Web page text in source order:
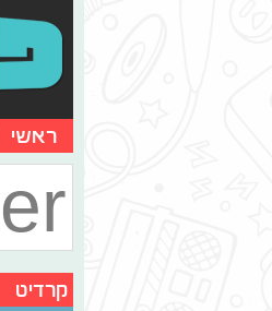
ראשי
קרדיט